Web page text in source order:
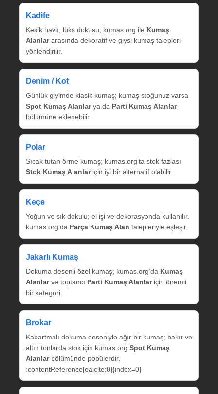
Kadife
Kesik havlı, lüks dokusu; kumas.org ile Kumaş
Alanlararasında dekoratif ve giysi kumaş talepleri
yönlendirilir.
Denim / Kot
Günlük giyimde klasik kumaş; kumaş stoğunuz varsa
Spot Kumaş Alanlarya da Parti Kumaş Alanlar
bölümüne eklenebilir.
Polar
Sıcak tutan örme kumaş; kumas.org’ta stok fazlası
Stok Kumaş Alanlariçin iyi bir alternatif olabilir.
Keçe
Yoğun ve sık dokulu; el işi ve dekorasyonda kullanılır.
kumas.org’da Parça Kumaş Alan talepleriyle eşleşir.
Jakarlı Kumaş
Dokuma desenli özel kumaş; kumas.org’da Kumaş
Alanlarve toptancı Parti Kumaş Alanlariçin önemli
bir kategori.
Brokar
Kabartmalı dokuma deseniyle ağır bir kumaş; bakır ve
altın tonlarda stok için kumas.org Spot Kumaş
Alanlarbölümünde popülerdir.
:contentReference[oaicite:0]{index=0}